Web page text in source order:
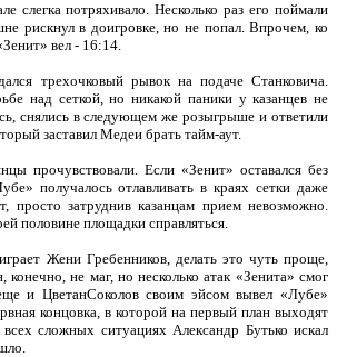
слегка потряхивало. Несколько раз его поймали
рискнул в доигровке, но не попал. Впрочем, ко
вел - 16:14.
трехочковый рывок на подаче Станковича.
над сеткой, но никакой паники у казанцев не
снялись в следующем же розыгрыше и ответили
заставил Медеи брать тайм-аут.
прочувствовали. Если «Зенит» оставался без
получалось отлавливать в краях сетки даже
просто затруднив казанцам прием невозможно.
половине площадки справляться.
Жени Гребенников, делать это чуть проще,
не маг, но несколько атак «Зенита» смог
и ЦветанСоколов своим эйсом вывел «Лубе»
концовка, в которой на первый план выходят
сложных ситуациях Александр Бутько искал